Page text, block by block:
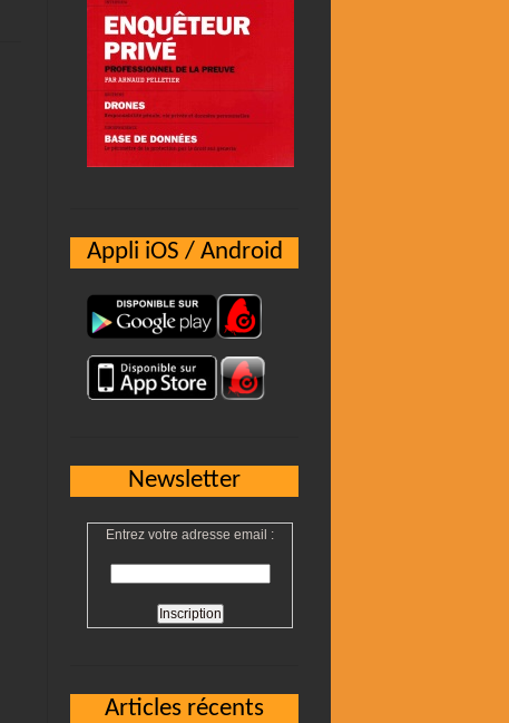
Appli iOS / Android
Newsletter
Entrez votre adresse email :
Articles récents